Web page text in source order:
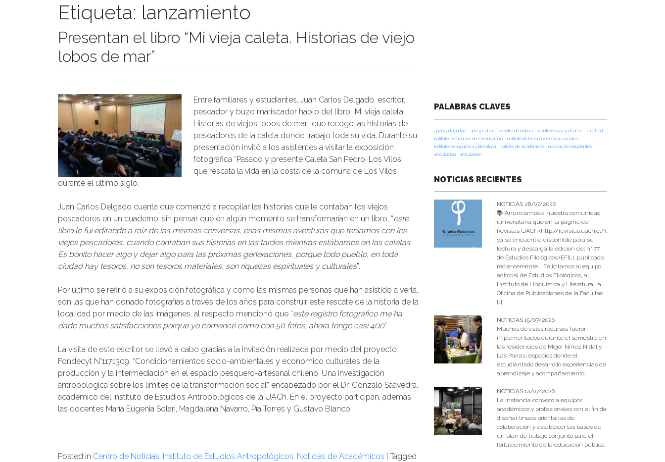
Etiqueta: lanzamiento
Presentan el libro “Mi vieja caleta. Historias de viejo
lobos de mar”
Entre familiares y estudiantes, Juan Carlos Delgado, escritor,
pescador y buzo mariscador habló del libro “Mi vieja caleta.
Historias de viejos lobos de mar” que recoge las historias de
pescadores de la caleta donde trabajo toda su vida. Durante su
presentación invitó a los asistentes a visitar la exposición
fotográfica “Pasado y presente Caleta San Pedro, Los Vilos”
que rescata la vida en la costa de la comuna de Los Vilos
durante el último siglo.
Juan Carlos Delgado cuenta que comenzó a recopilar las historias que le contaban los viejos
pescadores en un cuaderno, sin pensar que en algún momento se transformarían en un libro, “este
libro lo fui editando a raíz de las mismas conversas, esas mismas aventuras que teníamos con los
viejos pescadores, cuando contaban sus historias en las tardes mientras estábamos en las caletas.
Es bonito hacer algo y dejar algo para las próximas generaciones, porque todo pueblo, en toda
ciudad hay tesoros, no son tesoros materiales, son riquezas espirituales y culturales”.
Por último se refirió a su exposición fotográfica y como las mismas personas que han asistido a verla,
son las que han donado fotografías a través de los años para construir este rescate de la historia de la
localidad por medio de las imágenes, al respecto mencionó que “este registro fotográfico me ha
dado muchas satisfacciones porque yo comencé como con 50 fotos, ahora tengo casi 400”.
La visita de este escritor se llevó a cabo gracias a la invitación realizada por medio del proyecto
Fondecyt N°1171309, “Condicionamientos socio-ambientales y económico culturales de la
producción y la intermediación en el espacio pesquero-artesanal chileno. Una investigación
antropológica sobre los límites de la transformación social” encabezado por el Dr. Gonzalo Saavedra,
académico del Instituto de Estudios Antropológicos de la UACh. En el proyecto participan, además,
las docentes María Eugenia Solari, Magdalena Navarro, Pía Torres y Gustavo Blanco.
Posted in Centro de Noticias, Instituto de Estudios Antropológicos, Noticias de Académicos
Tagged
PALABRAS CLAVES
agenda facultad arte y cultura centro de noticias conferencias y charlas
facultad
instituto de ciencias de la educación
instituto de historia y ciencias sociales
instituto de lingüística y literatura
noticias de académicos
noticias de estudiantes
vinculacion
vinculación
NOTICIAS RECIENTES
NOTICIAS 28/07/2026
📚 Anunciamos a nuestra comunidad
universitaria que en la página de
Revistas UACh (http://revistas.uach.cl/),
ya se encuentra disponible para su
lectura y descarga la edición del n° 77
de Estudios Filológicos (EFIL), publicado
recientemente. Felicitamos al equipo
editorial de Estudios Filológicos, al
Instituto de Lingüística y Literatura, la
Oficina de Publicaciones de la Facultad
[…]
NOTICIAS 15/07/2026
Muchos de estos recursos fueron
implementados durante el semestre en
las residencias de Mejor Niñez Nidal y
Las Parras, espacios donde el
estudiantado desarrolló experiencias de
aprendizaje y acompañamiento.
NOTICIAS 14/07/2026
La instancia convocó a equipos
académicos y profesionales con el fin de
diseñar líneas prioritarias de
colaboración y establecer las bases de
un plan de trabajo conjunto para el
fortalecimiento de la educación pública.